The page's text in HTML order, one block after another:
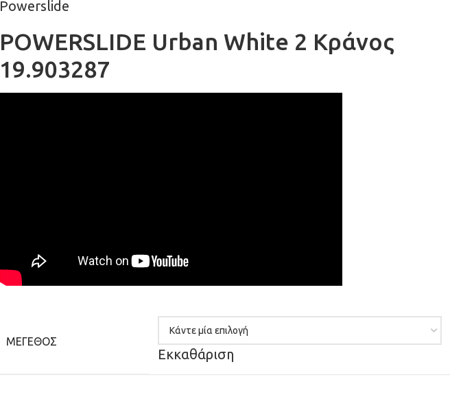
Powerslide
POWERSLIDE Urban White 2 Κράνος
19.903287
ΜΈΓΕΘΟΣ
Εκκαθάριση